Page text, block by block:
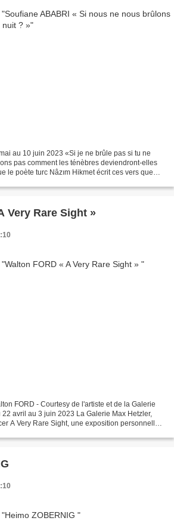
au 10 juin 2023 «Si je ne brûle pas si tu ne
pas comment les ténèbres deviendront-elles
le poète turc Nâzım Hikmet écrit ces vers que
Very Rare Sight »
FORD - Courtesy de l'artiste et de la Galerie
22 avril au 3 juin 2023 La Galerie Max Hetzler,
A Very Rare Sight, une exposition personnelle